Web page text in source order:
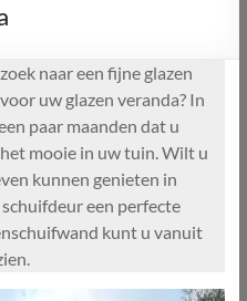
naar een fijne glazen
uw glazen veranda? In
paar maanden dat u
mooie in uw tuin. Wilt u
kunnen genieten in
een perfecte
kunt u vanuit